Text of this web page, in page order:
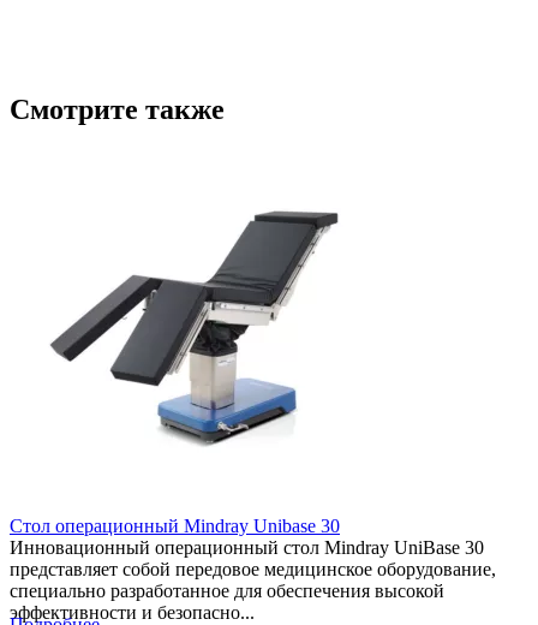
Смотрите также
Стол операционный Mindray Unibase 30
Инновационный операционный стол Mindray UniBase 30
представляет собой передовое медицинское оборудование,
специально разработанное для обеспечения высокой
эффективности и безопасно...